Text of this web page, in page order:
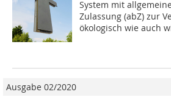
System mit
Zulassung (abZ) zur
ökologisch wie auch
Ausgabe 02/2020